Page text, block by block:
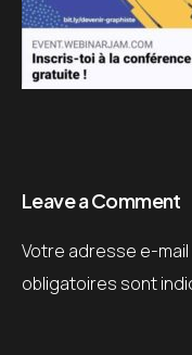
Leave a Comment
Votre adresse e-
obligatoires sont